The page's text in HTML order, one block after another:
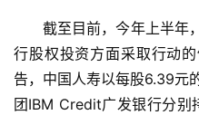
截至目前，今年上半年
行股权投资方面采取行动
告，中国人寿以每股6.39元
团IBM Credit广发银行分别